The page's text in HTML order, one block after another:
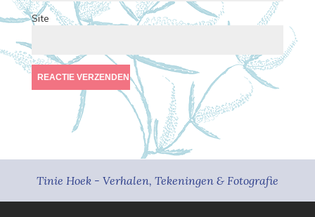
Site
Tinie Hoek - Verhalen, Tekeningen & Fotografie